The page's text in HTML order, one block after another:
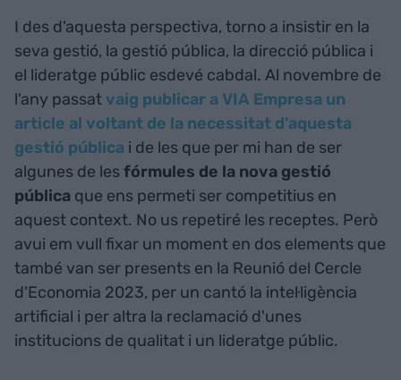
I des d'aquesta perspectiva, torno a insistir en la
seva gestió, la gestió pública, la direcció pública i
el lideratge públic esdevé cabdal. Al novembre de
l'any passat vaig publicar a VIA Empresa un
article al voltant de la necessitat d'aquesta
gestió pública i de les que per mi han de ser
algunes de lesfórmules de la nova gestió
pública que ens permeti ser competitius en
aquest context. No us repetiré les receptes. Però
avui em vull fixar un moment en dos elements que
també van ser presents en la Reunió del Cercle
d'Economia 2023, per un cantó la intel·ligència
artificial i per altra la reclamació d'unes
institucions de qualitat i un lideratge públic.